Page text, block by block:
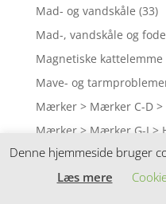
Mad- og vandskåle (33)
Mad-, vandskåle og
Magnetiske kattelemme
Mave- og
Mærker > Mærker C-D >
Mærker > Mærker G-I >
Mærker > Mærker J-K >
Mærker > Mærker J-K >
Denne hjemmeside bruger
Læs mere